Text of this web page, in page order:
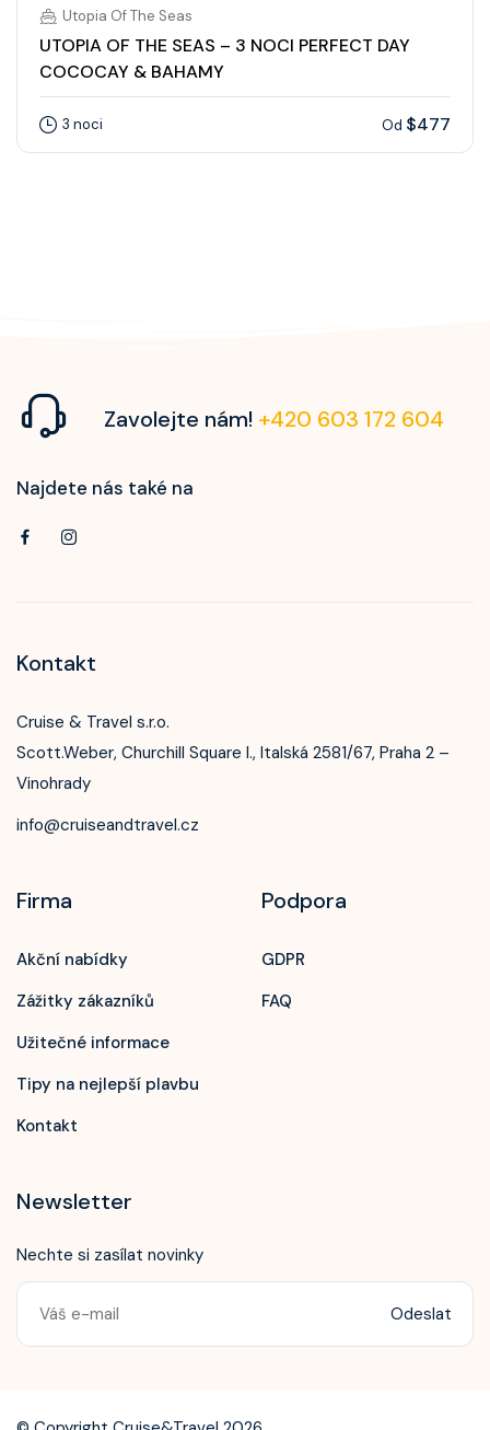
Zavolejte nám!
+420 603 172 604
Utopia Of The Seas
UTOPIA OF THE SEAS – 3 NOCI PERFECT DAY
COCOCAY & BAHAMY
3 noci Od $477
Zavolejte nám! +420 603 172 604
Najdete nás také na
Kontakt
Cruise & Travel s.r.o.
Scott.Weber, Churchill Square I., Italská 2581/67, Praha 2 –
Vinohrady
info@cruiseandtravel.cz
Firma
Akční nabídky
Zážitky zákazníků
Užitečné informace
Tipy na nejlepší plavbu
Kontakt
Podpora
GDPR
FAQ
Newsletter
Nechte si zasílat novinky
Odeslat